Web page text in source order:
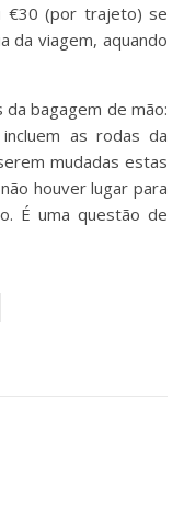
€30 (por trajeto) se
da viagem, aquando
da bagagem de mão:
as rodas da
mudadas estas
houver lugar para
É uma questão de